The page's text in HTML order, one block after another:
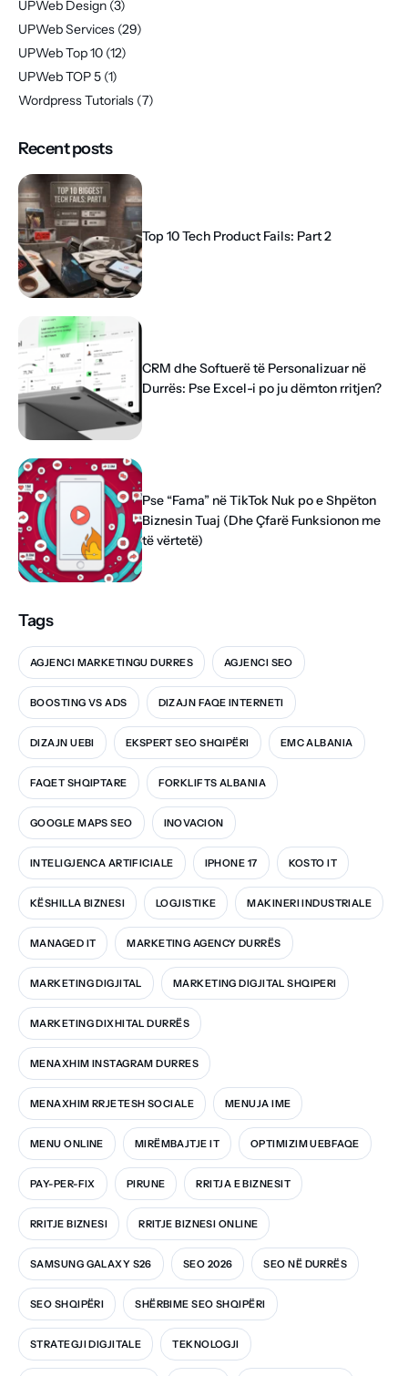
UPWeb Design (3)
UPWeb Services (29)
UPWeb Top 10 (12)
UPWeb TOP 5 (1)
Wordpress Tutorials (7)
Recent posts
Top 10 Tech Product Fails: Part 2
CRM dhe Softuerë të Personalizuar në
Durrës: Pse Excel-i po ju dëmton rritjen?
Pse “Fama” në TikTok Nuk po e Shpëton
Biznesin Tuaj (Dhe Çfarë Funksionon me
të vërtetë)
Tags
AGJENCI MARKETINGU DURRES AGJENCI SEO
BOOSTING VS ADS DIZAJN FAQE INTERNETI
DIZAJN UEBI EKSPERT SEO SHQIPËRI EMC ALBANIA
FAQET SHQIPTARE FORKLIFTS ALBANIA
GOOGLE MAPS SEO INOVACION
INTELIGJENCA ARTIFICIALE IPHONE 17 KOSTO IT
KËSHILLA BIZNESI LOGJISTIKE MAKINERI INDUSTRIALE
MANAGED IT MARKETING AGENCY DURRËS
MARKETING DIGJITAL MARKETING DIGJITAL SHQIPERI
MARKETING DIXHITAL DURRËS
MENAXHIM INSTAGRAM DURRES
MENAXHIM RRJETESH SOCIALE MENUJA IME
MENU ONLINE MIRËMBAJTJE IT OPTIMIZIM UEBFAQE
PAY-PER-FIX PIRUNE RRITJA E BIZNESIT
RRITJE BIZNESI RRITJE BIZNESI ONLINE
SAMSUNG GALAXY S26 SEO 2026 SEO NË DURRËS
SEO SHQIPËRI SHËRBIME SEO SHQIPËRI
STRATEGJI DIGJITALE TEKNOLOGJI